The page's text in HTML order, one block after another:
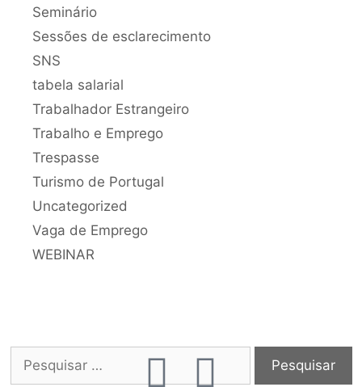
Seminário
Sessões de esclarecimento
SNS
tabela salarial
Trabalhador Estrangeiro
Trabalho e Emprego
Trespasse
Turismo de Portugal
Uncategorized
Vaga de Emprego
WEBINAR